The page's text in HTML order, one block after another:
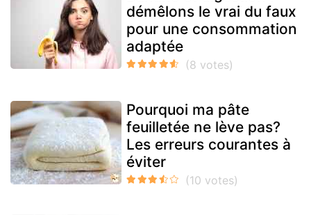
démêlons le vrai du faux
pour une consommation
adaptée
Pourquoi ma pâte
feuilletée ne lève pas?
Les erreurs courantes à
éviter